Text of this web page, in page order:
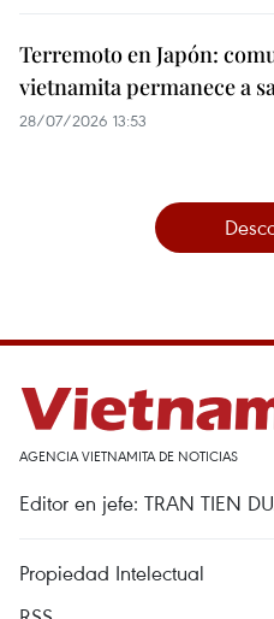
Terremoto en Japón:
vietnamita permanece a
28/07/2026 13:53
AGENCIA VIETNAMITA DE NOTICIAS
Editor en jefe: TRAN TIEN
Propiedad Intelectual